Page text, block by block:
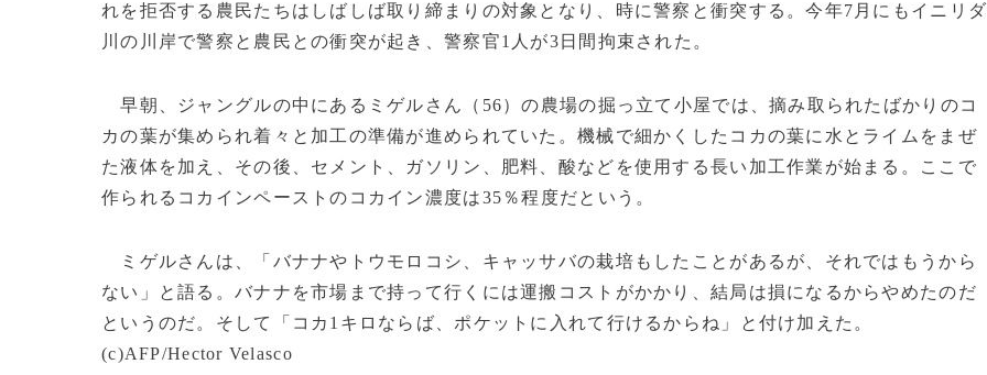
れを拒否する農民たちはしばしば取り締まりの対象となり、時に警察と衝突する。今年7月にもイニリダ
川の川岸で警察と農民との衝突が起き、警察官1人が3日間拘束された。
早朝、ジャングルの中にあるミゲルさん（56）の農場の掘っ立て小屋では、摘み取られたばかりのコ
カの葉が集められ着々と加工の準備が進められていた。機械で細かくしたコカの葉に水とライムをまぜ
た液体を加え、その後、セメント、ガソリン、肥料、酸などを使用する長い加工作業が始まる。ここで
作られるコカインペーストのコカイン濃度は35％程度だという。
ミゲルさんは、「バナナやトウモロコシ、キャッサバの栽培もしたことがあるが、それではもうから
ない」と語る。バナナを市場まで持って行くには運搬コストがかかり、結局は損になるからやめたのだ
というのだ。そして「コカ1キロならば、ポケットに入れて行けるからね」と付け加えた。
(c)AFP/Hector Velasco